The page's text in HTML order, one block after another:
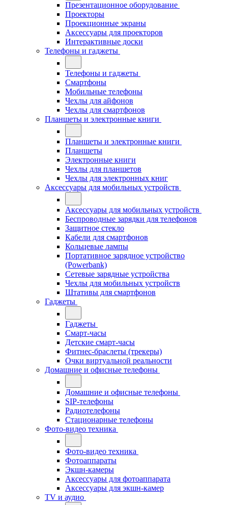
Презентационное оборудование
Проекторы
Проекционные экраны
Аксессуары для проекторов
Интерактивные доски
Телефоны и гаджеты
Телефоны и гаджеты
Смартфоны
Мобильные телефоны
Чехлы для айфонов
Чехлы для смартфонов
Планшеты и электронные книги
Планшеты и электронные книги
Планшеты
Электронные книги
Чехлы для планшетов
Чехлы для электронных книг
Аксессуары для мобильных устройств
Аксессуары для мобильных устройств
Беспроводные зарядки для телефонов
Защитное стекло
Кабели для смартфонов
Кольцевые лампы
Портативное зарядное устройство
(Powerbank)
Сетевые зарядные устройства
Чехлы для мобильных устройств
Штативы для смартфонов
Гаджеты
Гаджеты
Смарт-часы
Детские смарт-часы
Фитнес-браслеты (трекеры)
Очки виртуальной реальности
Домашние и офисные телефоны
Домашние и офисные телефоны
SIP-телефоны
Радиотелефоны
Стационарные телефоны
Фото-видео техника
Фото-видео техника
Фотоаппараты
Экшн-камеры
Аксессуары для фотоаппарата
Аксессуары для экшн-камер
TV и аудио